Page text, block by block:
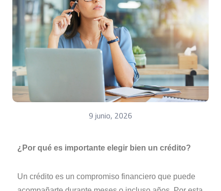
9 junio, 2026
¿Por qué es importante elegir bien un crédito?
Un crédito es un compromiso financiero que puede